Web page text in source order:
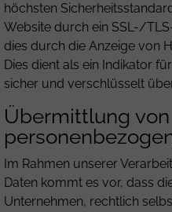
höchsten
Website durch ein SSL-/
dies durch die Anzeige von
Dies dient als ein Indikator
sicher und verschlüsselt
Übermittlung von
Im Rahmen unserer
Daten kommt es vor, dass
Unternehmen, rechtlich